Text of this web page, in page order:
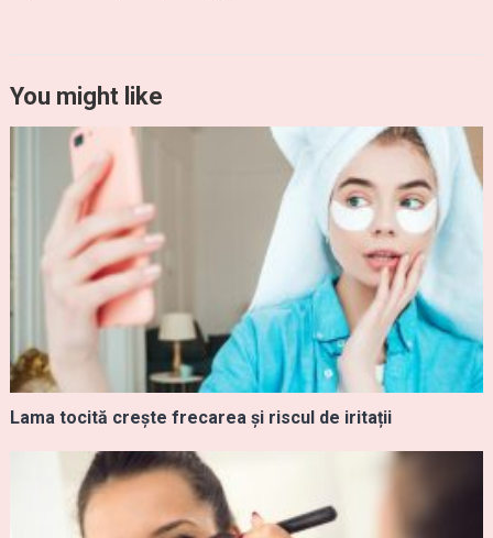
You might like
Lama tocită crește frecarea și riscul de iritații